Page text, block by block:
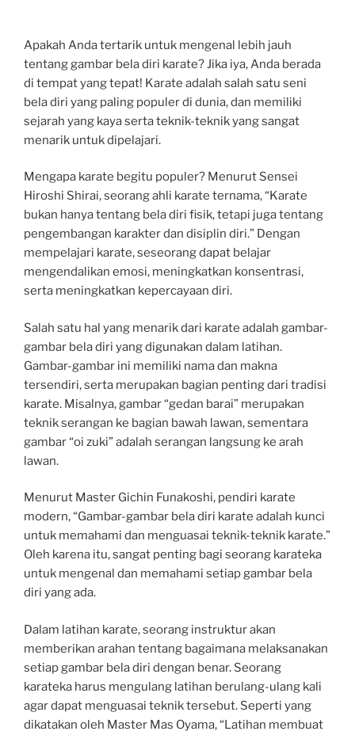
Apakah Anda tertarik untuk mengenal lebih jauh
tentang gambar bela diri karate? Jika iya, Anda berada
di tempat yang tepat! Karate adalah salah satu seni
bela diri yang paling populer di dunia, dan memiliki
sejarah yang kaya serta teknik-teknik yang sangat
menarik untuk dipelajari.
Mengapa karate begitu populer? Menurut Sensei
Hiroshi Shirai, seorang ahli karate ternama, “Karate
bukan hanya tentang bela diri fisik, tetapi juga tentang
pengembangan karakter dan disiplin diri.” Dengan
mempelajari karate, seseorang dapat belajar
mengendalikan emosi, meningkatkan konsentrasi,
serta meningkatkan kepercayaan diri.
Salah satu hal yang menarik dari karate adalah gambar-
gambar bela diri yang digunakan dalam latihan.
Gambar-gambar ini memiliki nama dan makna
tersendiri, serta merupakan bagian penting dari tradisi
karate. Misalnya, gambar “gedan barai” merupakan
teknik serangan ke bagian bawah lawan, sementara
gambar “oi zuki” adalah serangan langsung ke arah
lawan.
Menurut Master Gichin Funakoshi, pendiri karate
modern, “Gambar-gambar bela diri karate adalah kunci
untuk memahami dan menguasai teknik-teknik karate.”
Oleh karena itu, sangat penting bagi seorang karateka
untuk mengenal dan memahami setiap gambar bela
diri yang ada.
Dalam latihan karate, seorang instruktur akan
memberikan arahan tentang bagaimana melaksanakan
setiap gambar bela diri dengan benar. Seorang
karateka harus mengulang latihan berulang-ulang kali
agar dapat menguasai teknik tersebut. Seperti yang
dikatakan oleh Master Mas Oyama, “Latihan membuat